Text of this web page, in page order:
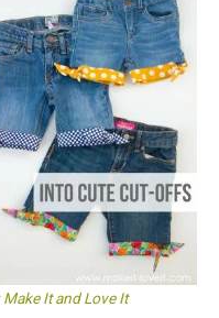
Make It and Love It